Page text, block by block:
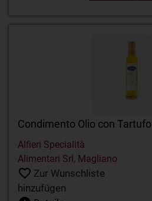
Condimento Olio con
Alfieri Specialità
Alimentari Srl, Magliano
Zur Wunschliste
hinzufügen